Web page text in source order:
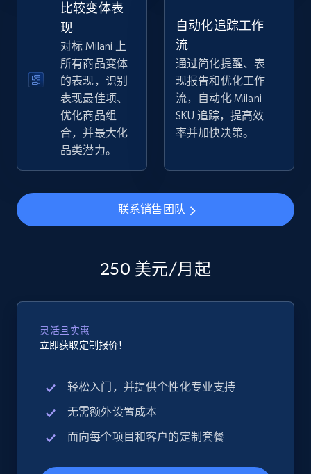
eBay - Gather data on products using
specified keywords
URL, Product id, Title, Seller name, Seller rating,
Seller reviews, Breadcrumbs, Root category, and
more.
2.5K+ 359+ 立即开始
eBay - Collect products from shops on eBay
URL, Product id, Title, Seller name, Seller rating,
eBay - Collect records by category
Seller reviews, Breadcrumbs, Root category, and
2.5K+ 359+ 立即开始
比较变体表
现
对标 Milani 上
所有商品变体
的表现，识别
表现最佳项、
优化商品组
合，并最大化
品类潜力。
自动化追踪工作
流
通过简化提醒、表
现报告和优化工作
流，自动化 Milani
SKU 追踪，提高效
率并加快决策。
联系销售团队
250 美元/月起
灵活且实惠
立即获取定制报价！
轻松入门，并提供个性化专业支持
无需额外设置成本
面向每个项目和客户的定制套餐